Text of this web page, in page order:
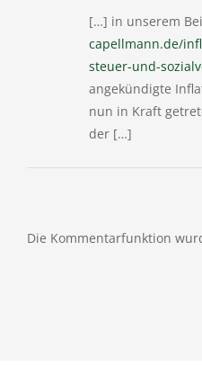
[…] in unserem
capellmann.de/
steuer-und-
angekündigte
nun in Kraft
der […]
Die Kommentarfunktion